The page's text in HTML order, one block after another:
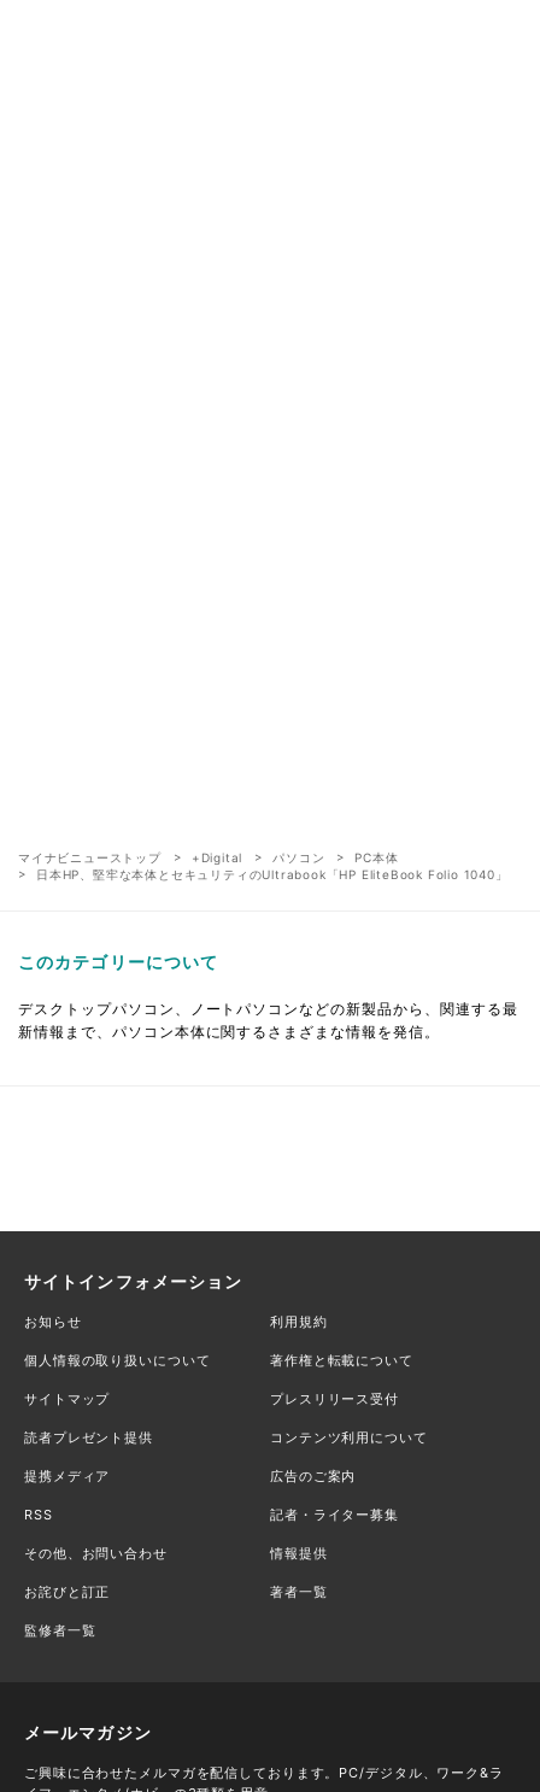
マイナビニューストップ +Digital パソコン
PC本体
日本HP、堅牢な本体とセキュリティのUltrabook「HP EliteBook Folio 1040」
このカテゴリーについて
デスクトップパソコン、ノートパソコンなどの新製品から、関連する最
新情報まで、パソコン本体に関するさまざまな情報を発信。
サイトインフォメーション
お知らせ 利用規約
個人情報の取り扱いについて 著作権と転載について
サイトマップ プレスリリース受付
読者プレゼント提供 コンテンツ利用について
提携メディア 広告のご案内
RSS 記者・ライター募集
その他、お問い合わせ 情報提供
お詫びと訂正 著者一覧
監修者一覧
メールマガジン
ご興味に合わせたメルマガを配信しております。PC/デジタル、ワーク&ラ